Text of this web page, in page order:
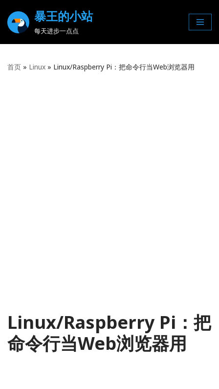
Skip
暴王的小站
每天进步一点点
首页 » Linux » Linux/Raspberry Pi：把命令行当Web浏览器用
Linux/Raspberry Pi：把
命令行当Web浏览器用